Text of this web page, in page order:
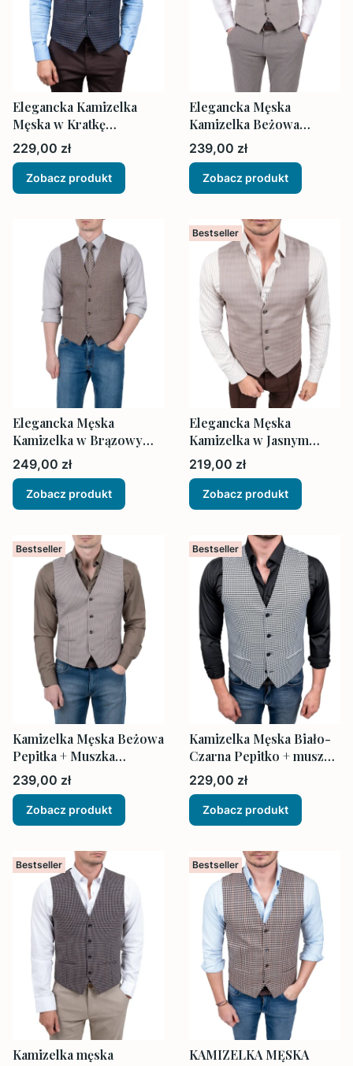
Elegancka Kamizelka
Męska w Kratkę
Granatowo-Brązowa
Cena
229,00 zł
Zobacz produkt
Elegancka Męska
Kamizelka Beżowa
Struktura
Cena
239,00 zł
Zobacz produkt
Elegancka Męska
Kamizelka w Brązowym
Melanżu
Cena
249,00 zł
Zobacz produkt
Bestseller
Elegancka Męska
Kamizelka w Jasnym
Beżu z Delikatną Kratką
Cena
219,00 zł
Zobacz produkt
Bestseller
Kamizelka Męska Beżowa
Pepitka + Muszka
Poszetka
Cena
239,00 zł
Zobacz produkt
Bestseller
Kamizelka Męska Biało-
Czarna Pepitko + muszka
i poszetka
Cena
229,00 zł
Zobacz produkt
Bestseller
Kamizelka męska
Bestseller
KAMIZELKA MĘSKA